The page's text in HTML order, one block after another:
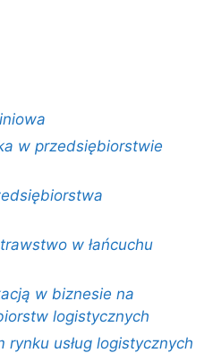
w przedsiębiorstwie
w łańcuchu
w biznesie na
logistycznych
rynku usług logistycznych